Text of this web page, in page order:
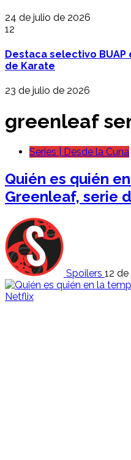
24 de julio de 2026
12
Destaca selectivo
de Karate
23 de julio de 2026
greenleaf
Series | Desde la Cuna
Quién es quién
Greenleaf, serie
Spoilers 12